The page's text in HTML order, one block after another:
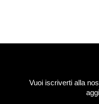
Vuoi iscriverti alla